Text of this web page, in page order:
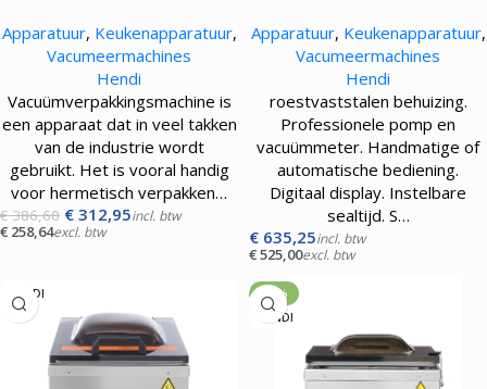
Line – 550W
Apparatuur, Keukenapparatuur,
Vacumeermachines
Hendi
Vacuümverpakkingsmachine is
een apparaat dat in veel takken
van de industrie wordt
gebruikt. Het is vooral handig
voor hermetisch verpakken…
€386,60 € 312,95incl. btw
€ 258,64excl. btw
Line – 250W
Apparatuur, Keukenapparatuur,
Vacumeermachines
Hendi
roestvaststalen behuizing.
Professionele pomp en
vacuümmeter. Handmatige of
automatische bediening.
Digitaal display. Instelbare
sealtijd. S…
€ 635,25incl. btw
€525,00excl. btw
HENDI
-19%
HENDI